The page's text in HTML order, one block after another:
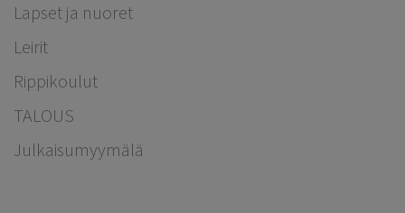
Lapset ja nuoret
Leirit
Rippikoulut
TALOUS
Julkaisumyymälä